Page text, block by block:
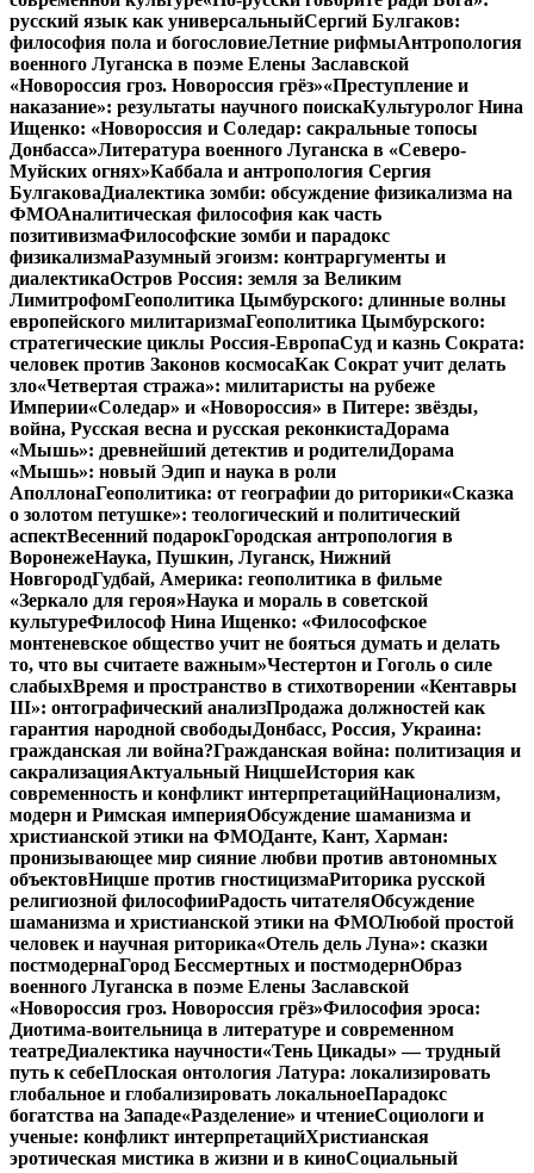
русский язык как универсальныйСергий Булгаков:
философия пола и богословиеЛетние рифмыАнтропология
военного Луганска в поэме Елены Заславской
«Новороссия гроз. Новороссия грёз»«Преступление и
наказание»: результаты научного поискаКультуролог Нина
Ищенко: «Новороссия и Соледар: сакральные топосы
Донбасса»Литература военного Луганска в «Северо-
Муйских огнях»Каббала и антропология Сергия
БулгаковаДиалектика зомби: обсуждение физикализма на
ФМОАналитическая философия как часть
позитивизмаФилософские зомби и парадокс
физикализмаРазумный эгоизм: контраргументы и
диалектикаОстров Россия: земля за Великим
ЛимитрофомГеополитика Цымбурского: длинные волны
европейского милитаризмаГеополитика Цымбурского:
стратегические циклы Россия-ЕвропаСуд и казнь Сократа:
человек против Законов космосаКак Сократ учит делать
зло«Четвертая стража»: милитаристы на рубеже
Империи«Соледар» и «Новороссия» в Питере: звёзды,
война, Русская весна и русская реконкистаДорама
«Мышь»: древнейший детектив и родителиДорама
«Мышь»: новый Эдип и наука в роли
АполлонаГеополитика: от географии до риторики«Сказка
о золотом петушке»: теологический и политический
аспектВесенний подарокГородская антропология в
ВоронежеНаука, Пушкин, Луганск, Нижний
НовгородГудбай, Америка: геополитика в фильме
«Зеркало для героя»Наука и мораль в советской
культуреФилософ Нина Ищенко: «Философское
монтеневское общество учит не бояться думать и делать
то, что вы считаете важным»Честертон и Гоголь о силе
слабыхВремя и пространство в стихотворении «Кентавры
III»: онтографический анализПродажа должностей как
гарантия народной свободыДонбасс, Россия, Украина:
гражданская ли война?Гражданская война: политизация и
сакрализацияАктуальный НицшеИстория как
современность и конфликт интерпретацийНационализм,
модерн и Римская империяОбсуждение шаманизма и
христианской этики на ФМОДанте, Кант, Харман:
пронизывающее мир сияние любви против автономных
объектовНицше против гностицизмаРиторика русской
религиозной философииРадость читателяОбсуждение
шаманизма и христианской этики на ФМОЛюбой простой
человек и научная риторика«Отель дель Луна»: сказки
постмодернаГород Бессмертных и постмодернОбраз
военного Луганска в поэме Елены Заславской
«Новороссия гроз. Новороссия грёз»Философия эроса:
Диотима-воительница в литературе и современном
театреДиалектика научности«Тень Цикады» — трудный
путь к себеПлоская онтология Латура: локализировать
глобальное и глобализировать локальноеПарадокс
богатства на Западе«Разделение» и чтениеСоциологи и
ученые: конфликт интерпретацийХристианская
эротическая мистика в жизни и в киноСоциальный